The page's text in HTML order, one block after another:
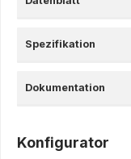
Spezifikation
Dokumentation
Konfigurator